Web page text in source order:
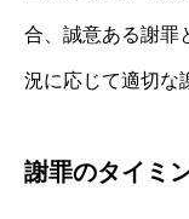
合、誠意ある謝罪
況に応じて適切な
謝罪のタイミ